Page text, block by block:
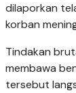
dilaporkan
korban
Tindakan
membawa
tersebut